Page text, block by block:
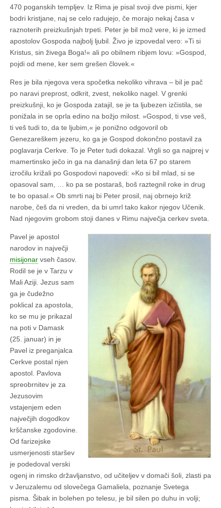
470 poganskih templjev. Iz Rima je pisal svoji dve pismi, kjer
bodri kristjane, naj se celo radujejo, če morajo nekaj časa v
raznoterih preizkušnjah trpeti. Peter je bil mož vere, ki je izmed
apostolov Gospoda najbolj ljubil. Živo je izpovedal vero: »Ti si
Kristus, sin živega Boga!« ali po obilnem ribjem lovu: »Gospod,
pojdi od mene, ker sem grešen človek.«
Res je bila njegova vera spočetka nekoliko vihrava – bil je pač
po naravi preprost, odkrit, zvest, nekoliko nagel. V grenki
preizkušnji, ko je Gospoda zatajil, se je ta ljubezen izčistila, se
ponižala in se oprla edino na božjo milost. »Gospod, ti vse veš,
ti veš tudi to, da te ljubim,« je ponižno odgovoril ob
Genezareškem jezeru, ko ga je Gospod dokončno postavil za
poglavarja Cerkve. To je Peter tudi dokazal. Vrgli so ga najprej v
mamertinsko ječo in ga na današnji dan leta 67 po starem
izročilu križali po Gospodovi napovedi: »Ko si bil mlad, si se
opasoval sam, … ko pa se postaraš, boš raztegnil roke in drug
te bo opasal.« Ob smrti naj bi Peter prosil, naj obrnejo križ
narobe, češ da ni vreden, da bi umrl tako kakor njegov Učenik.
Nad njegovim grobom stoji danes v Rimu največja cerkev sveta.
Pavel je apostol
narodov in največji
misijonar vseh časov.
Rodil se je v Tarzu v
Mali Aziji. Jezus sam
ga je čudežno
poklical za apostola,
ko se mu je prikazal
na poti v Damask
(25. januar) in je
Pavel iz preganjalca
Cerkve postal njen
apostol. Pavlova
spreobrnitev je za
Jezusovim
vstajenjem eden
največjih dogodkov
krščanske zgodovine.
Od farizejske
usmerjenosti staršev
je podedoval verski
ogenj in rimsko državljanstvo, od učiteljev v domači šoli, zlasti pa
v Jeruzalemu od slovečega Gamaliela, poznanje Svetega
pisma. Šibak in bolehen po telesu, je bil silen po duhu in volji;